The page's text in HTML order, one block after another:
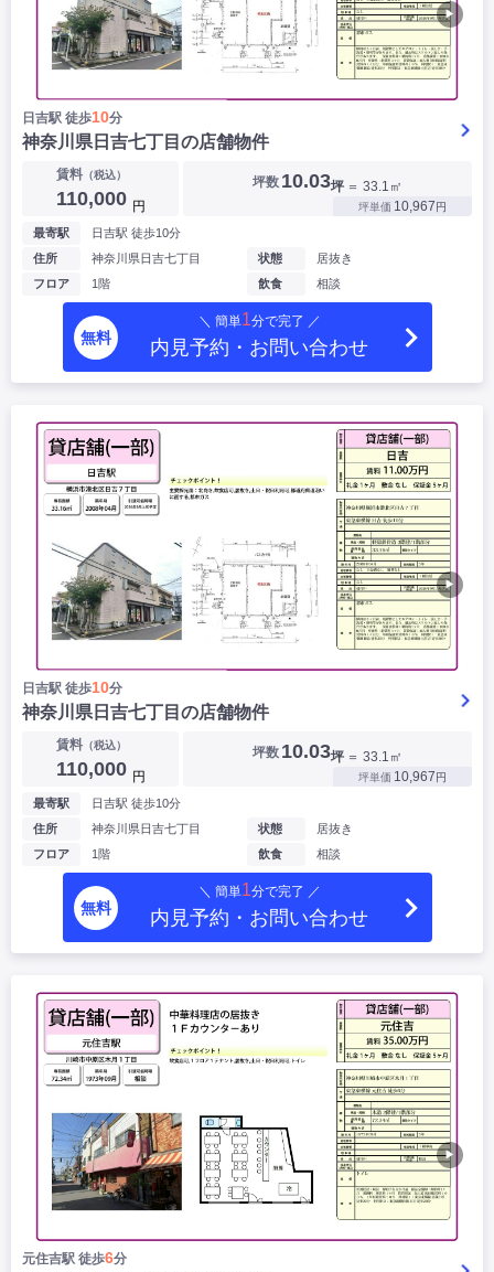
▶
日吉駅 徒歩10分
神奈川県日吉七丁目の店舗物件
賃料（税込）
110,000 円
坪数 10.03坪 ＝ 33.1㎡
坪単価 10,967円
最寄駅
日吉駅 徒歩10分
住所
神奈川県日吉七丁目
フロア
1階
状態
居抜き
飲食
相談
無料
＼ 簡単1分で完了 ／
内見予約・お問い合わせ
▶
日吉駅 徒歩10分
神奈川県日吉七丁目の店舗物件
賃料（税込）
110,000 円
坪数 10.03坪 ＝ 33.1㎡
坪単価 10,967円
最寄駅
日吉駅 徒歩10分
住所
神奈川県日吉七丁目
フロア
1階
状態
居抜き
飲食
相談
無料
＼ 簡単1分で完了 ／
内見予約・お問い合わせ
▶
元住吉駅 徒歩6分